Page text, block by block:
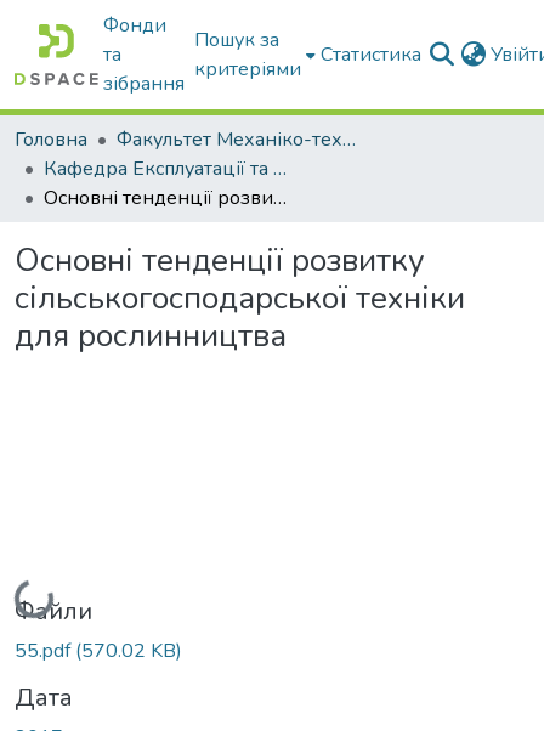
Фонди
та
зібрання
Пошук за
критеріями
Статистика
Головна
Факультет Механіко-технологічний
Кафедра Експлуатації та технічного сервісу машин
Основні тенденції розвитку сільськогосподарської техніки для рослинництва
Основні тенденції розвитку
сільськогосподарської техніки
для рослинництва
Вантажиться...
Файли
55.pdf(570.02 KB)
Дата